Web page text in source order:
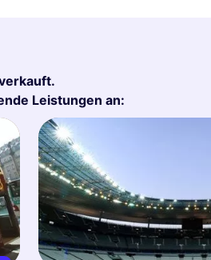
Leistungen an: